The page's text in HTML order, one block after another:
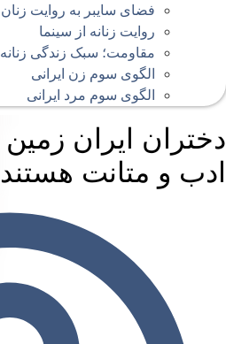
فضای سایبر به روایت زنان
روایت زنانه از سینما
مقاومت؛ سبک زندگی زنانه
الگوی سوم زن ایرانی
الگوی سوم مرد ایرانی
ایران زمین
و متانت هستند